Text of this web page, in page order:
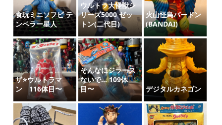
食玩ミニソフビ テ
ンペラー星人
ウルトラ大怪獣シ
リーズ5000 ゼッ
トン(二代目)
火山怪鳥バードン
(BANDAI)
ザ⭐️ウルトラマ
ン 116体目〜
そんなにジラース
ないで… 109体
目〜
デジタルカネゴン